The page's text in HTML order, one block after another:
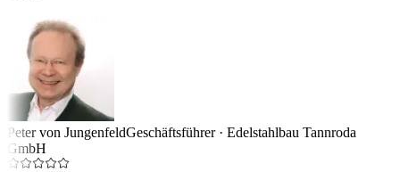
Peter von JungenfeldGeschäftsführer· Edelstahlbau Tannroda
GmbH